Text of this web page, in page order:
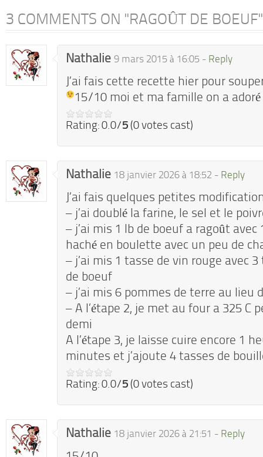
3 COMMENTS ON "RAGOÛT DE BOEUF"
Nathalie 9 mars 2015 à 16:05 - Reply
J’ai fais cette recette hier pour
15/10 moi et ma famille on a
Rating: 0.0/5 (0 votes cast)
Nathalie 18 janvier 2026 à 18:52 - Reply
J’ai fais quelques petites
– j’ai doublé la farine, le sel et le
– j’ai mis 1 lb de boeuf a ragoût avec
haché en boulette avec un peu de
– j’ai mis 1 tasse de vin rouge avec
de boeuf
– j’ai mis 6 pommes de terre au lieu
– A l’étape 2, je met au four a 325 C
demi
A l’étape 3, je laisse cuire encore 1
minutes et j’ajoute 4 tasses de
Rating: 0.0/5 (0 votes cast)
Nathalie 18 janvier 2026 à 21:51 - Reply